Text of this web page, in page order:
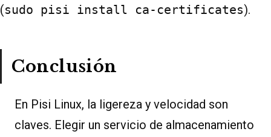
(sudo pisi install ca-certificates).
Conclusión
En Pisi Linux, la ligereza y velocidad son
claves. Elegir un servicio de almacenamiento